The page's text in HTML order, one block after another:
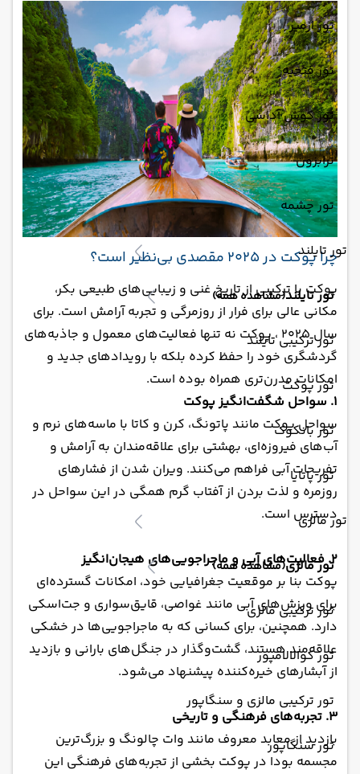
تور ازمیر
تور فتحیه
تور کوش آداسی
ترابزون
تور چشمه
تور تایلند
تور تایلند(مشاهده همه)
تور ترکیبی تایلند
تور پوکت
تور بانکوک
تور پاتایا
تور مالزی
تور مالزی(مشاهده همه)
تور ترکیبی مالزی
تور کوالالامپور
تور ترکیبی مالزی و سنگاپور
تور سنگاپور
چرا پوکت در 2025 مقصدی بی‌نظیر است؟
پوکت با ترکیبی از تاریخ غنی و زیبایی‌های طبیعی بکر،
مکانی عالی برای فرار از روزمرگی و تجربه آرامش است. برای
سال 2025 ، پوکت نه تنها فعالیت‌های معمول و جاذبه‌های
گردشگری خود را حفظ کرده بلکه با رویدادهای جدید و
امکانات مدرن‌تری همراه بوده است.
1. سواحل شگفت‌انگیز پوکت
سواحل پوکت مانند پاتونگ، کرن و کاتا با ماسه‌های نرم و
آب‌های فیروزه‌ای، بهشتی برای علاقه‌مندان به آرامش و
تفریحات آبی فراهم می‌کنند. ویران شدن از فشارهای
روزمره و لذت بردن از آفتاب گرم همگی در این سواحل در
دسترس است.
2. فعالیت‌های آبی و ماجراجویی‌های هیجان‌انگیز
پوکت بنا بر موقعیت جغرافیایی خود، امکانات گسترده‌ای
برای ورزش‌های آبی مانند غواصی، قایق‌سواری و جت‌اسکی
دارد. همچنین، برای کسانی که به ماجراجویی‌ها در خشکی
علاقه‌مند هستند، گشت‌وگذار در جنگل‌های بارانی و بازدید
از آبشارهای خیره‌کننده پیشنهاد می‌شود.
3. تجربه‌های فرهنگی و تاریخی
بازدید از معابد معروف مانند وات چالونگ و بزرگ‌ترین
مجسمه بودا در پوکت بخشی از تجربه‌های فرهنگی این